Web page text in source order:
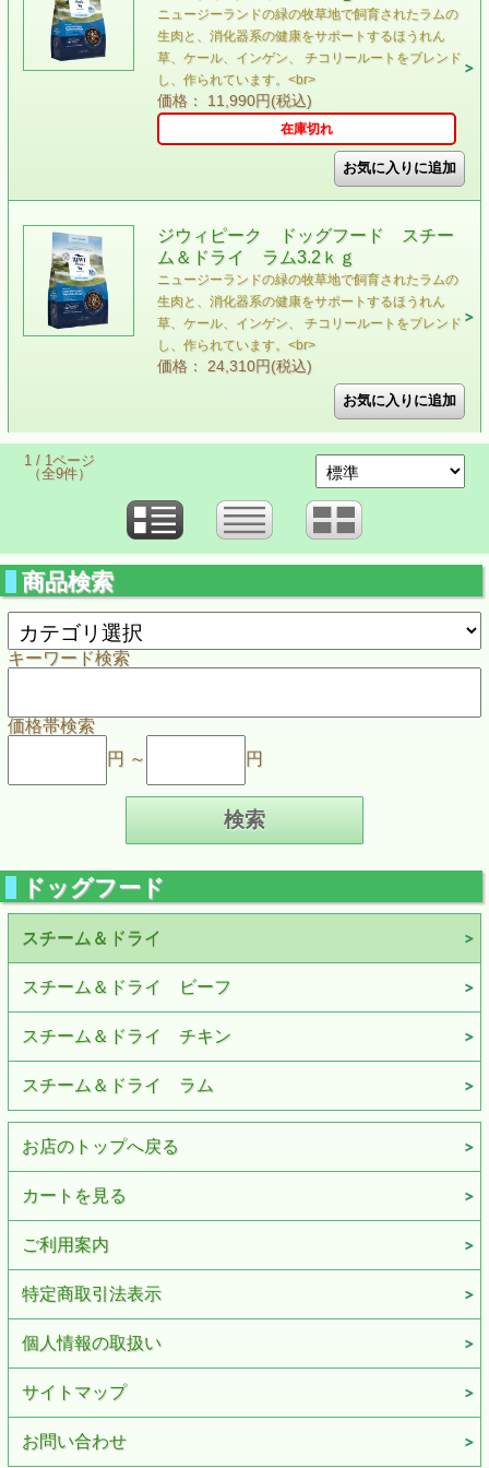
ニュージーランドの緑の牧草地で飼育されたラムの
⽣⾁と、消化器系の健康をサポートするほうれん
草、ケール、インゲン、 チコリールートをブレンド
し、作られています。<br>
価格： 11,990円(税込)
在庫切れ
ジウィピーク ドッグフード スチー
ム＆ドライ ラム3.2ｋｇ
ニュージーランドの緑の牧草地で飼育されたラムの
⽣⾁と、消化器系の健康をサポートするほうれん
草、ケール、インゲン、 チコリールートをブレンド
し、作られています。<br>
価格： 24,310円(税込)
1 / 1ページ
（全9件）
商品検索
キーワード検索
価格帯検索
円 ～
円
ドッグフード
スチーム＆ドライ
スチーム＆ドライ ビーフ
スチーム＆ドライ チキン
スチーム＆ドライ ラム
お店のトップへ戻る
カートを見る
ご利用案内
特定商取引法表示
個人情報の取扱い
サイトマップ
お問い合わせ